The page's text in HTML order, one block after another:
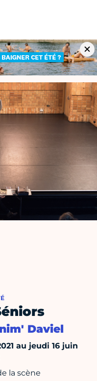
Daviel
au jeudi 16 juin
la scène